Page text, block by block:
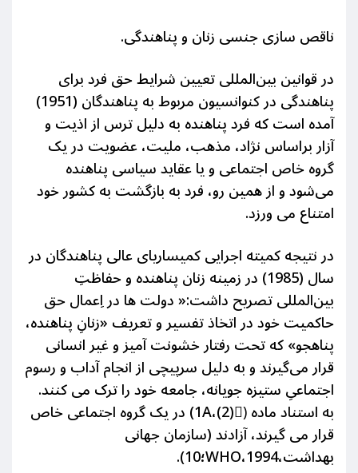
ناقص سازی جنسی زنان و پناهندگی.
در قوانین بین‌المللی تعیین شرایط حق فرد برای
پناهندگی در کنوانسیون مربوط به پناهندگان (1951)
آمده است که فرد پناهنده به دلیل ترس از اذیت و
آزار براساس نژاد، مذهب، ملیت، عضویت در یک
گروه خاص اجتماعی و یا عقاید سیاسی پناهنده
می‌شود و از همین رو، فرد به بازگشت به کشور خود
امتناع می ورزد.
در نتیجه کمیته اجرایی کمیساریای عالی پناهندگان در
سال (1985) در زمینه زنان پناهنده و حفاظتِ
بین‌المللی تصریح داشت:« دولت ها در اِعمال حق
حاکمیت خود در اتخاذ تفسیر و تعریف «زنانِ پناهنده،
پناهجو» که تحت رفتار خشونت آمیز و غیر انسانی
قرار می‌گیرند و به دلیل سرپیچی از انجام آداب و رسوم
اجتماعیِ ستیزه جویانه، جامعه خود را ترک می کنند.
به استناد ماده (َ1A،(2)) در یک گروه اجتماعی خاص
قرار می گیرند، آزادند (سازمان جهانی
بهداشت،WHO،1994؛10).